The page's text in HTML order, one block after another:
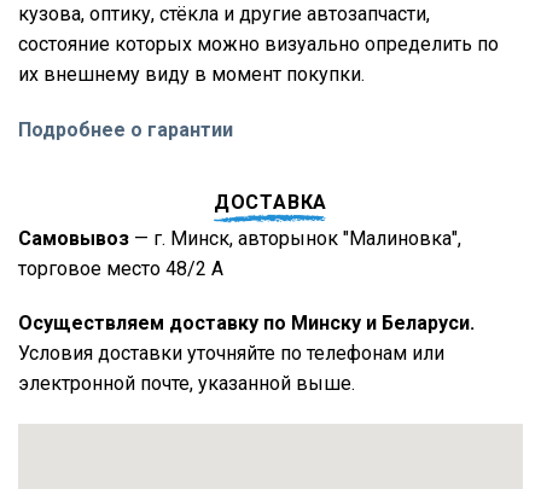
кузова, оптику, стёкла и другие автозапчасти,
состояние которых можно визуально определить по
их внешнему виду в момент покупки.
Подробнее о гарантии
ДОСТАВКА
Самовывоз — г. Минск, авторынок "Малиновка",
торговое место 48/2 А
Осуществляем доставку по Минску и Беларуси.
Условия доставки уточняйте по телефонам или
электронной почте, указанной выше.